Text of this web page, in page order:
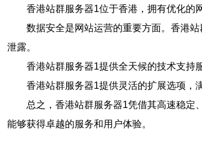
香港站群服务器1位于香港，拥有优化的
数据安全是网站运营的重要方面。香港
泄露。
香港站群服务器1提供全天候的技术支持
香港站群服务器1提供灵活的扩展选项，
总之，香港站群服务器1凭借其高速稳定
能够获得卓越的服务和用户体验。